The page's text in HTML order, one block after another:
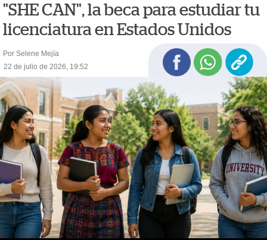
"SHE CAN", la beca para estudiar tu
licenciatura en Estados Unidos
Por Selene Mejía
22 de julio de 2026, 19:52